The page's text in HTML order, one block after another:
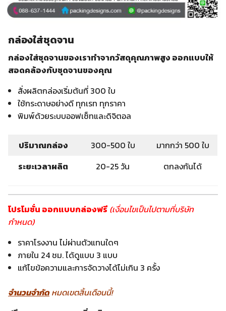
กล่องใส่ชุดจาน
กล่องใส่ชุดจานของเราทำจากวัสดุคุณภาพสูง ออกแบบให้
สอดคล้องกับชุดจานของคุณ
สั่งผลิตกล่องเริ่มต้นที่ 300 ใบ
ใช้กระดาษอย่างดี ทุกเรท ทุกราคา
พิมพ์ด้วยระบบออฟเซ็ทและดิจิตอล
ปริมาณกล่อง 300-500 ใบ
มากกว่า 500 ใบ
ระยะเวลาผลิต
20-25 วัน ตกลงกันได้
โปรโมชั่น ออกแบบกล่องฟรี (เงื่อนไขเป็นไปตามที่บริษัท
กำหนด)
ราคาโรงงาน ไม่ผ่านตัวแทนใดๆ
ภายใน 24 ชม. ได้ดูแบบ 3 แบบ
แก้ไขข้อความและการจัดวางได้ไม่เกิน 3 ครั้ง
จำนวนจำกัดหมดเขตสิ้นเดือนนี้!